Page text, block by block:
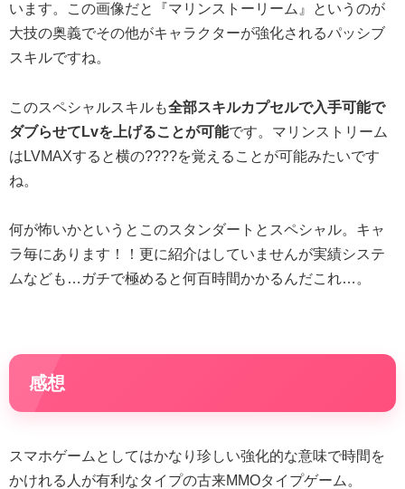
います。この画像だと『マリンストーリーム』というのが
大技の奥義でその他がキャラクターが強化されるパッシブ
スキルですね。
このスペシャルスキルも全部スキルカプセルで入手可能で
ダブらせてLvを上げることが可能です。マリンストリーム
はLVMAXすると横の????を覚えることが可能みたいです
ね。
何が怖いかというとこのスタンダートとスペシャル。キャ
ラ毎にあります！！更に紹介はしていませんが実績システ
ムなども…ガチで極めると何百時間かかるんだこれ…。
感想
スマホゲームとしてはかなり珍しい強化的な意味で時間を
かけれる人が有利なタイプの古来MMOタイプゲーム。